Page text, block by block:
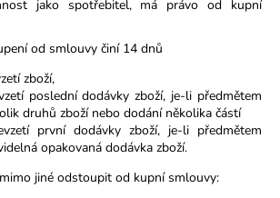
jako spotřebitel, má právo od kupní
od smlouvy činí 14 dnů
zboží,
poslední dodávky zboží, je-li předmětem
druhů zboží nebo dodání několika částí
první dodávky zboží, je-li předmětem
opakovaná dodávka zboží.
jiné odstoupit od kupní smlouvy: